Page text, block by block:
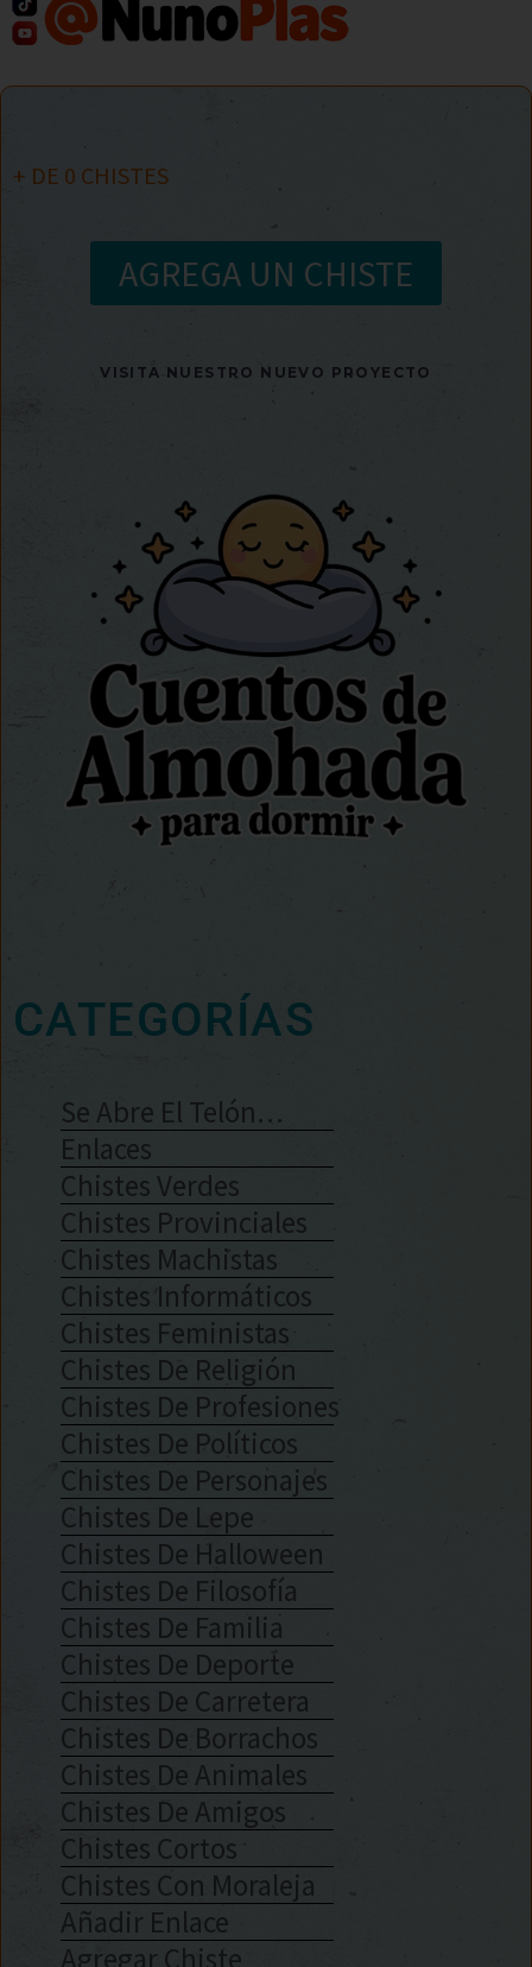
+ DE 0 CHISTES
AGREGA UN CHISTE
VISITA NUESTRO NUEVO PROYECTO
CATEGORÍAS
Se Abre El Telón…
Enlaces
Chistes Verdes
Chistes Provinciales
Chistes Machistas
Chistes Informáticos
Chistes Feministas
Chistes De Religión
Chistes De Profesiones
Chistes De Políticos
Chistes De Personajes
Chistes De Lepe
Chistes De Halloween
Chistes De Filosofía
Chistes De Familia
Chistes De Deporte
Chistes De Carretera
Chistes De Borrachos
Chistes De Animales
Chistes De Amigos
Chistes Cortos
Chistes Con Moraleja
Añadir Enlace
Agregar Chiste